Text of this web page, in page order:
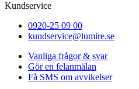
Kundservice
0920-25 09 00
kundservice@lumire.se
Vanliga frågor & svar
Gör en felanmälan
Få SMS om avvikelser